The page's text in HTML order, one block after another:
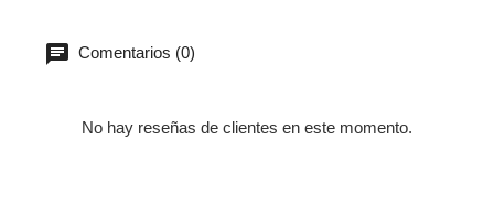
Comentarios (0)
No hay reseñas de clientes en este momento.